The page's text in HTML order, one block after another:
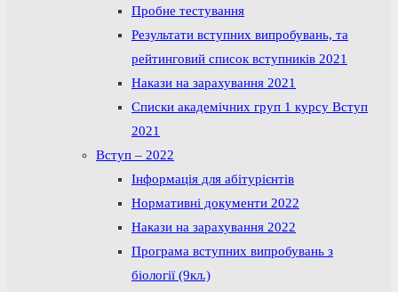
Пробне тестування
Результати вступних випробувань, та
рейтинговий список вступників 2021
Накази на зарахування 2021
Списки академічних груп 1 курсу Вступ
2021
Вступ – 2022
Інформація для абітурієнтів
Нормативні документи 2022
Накази на зарахування 2022
Програма вступних випробувань з
біології (9кл.)